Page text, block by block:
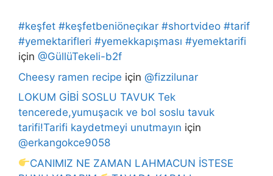
#keşfet #keşfetbeniöneçıkar #shortvideo #tarif
#yemektarifleri #yemekkapışması #yemektarifi
için @GüllüTekeli-b2f
Cheesy ramen recipe için @fizzilunar
LOKUM GİBİ SOSLU TAVUK Tek
tencerede,yumuşacık ve bol soslu tavuk
tarifi!Tarifi kaydetmeyi unutmayın için
@erkangokce9058
CANIMIZ NE ZAMAN LAHMACUN İSTESE